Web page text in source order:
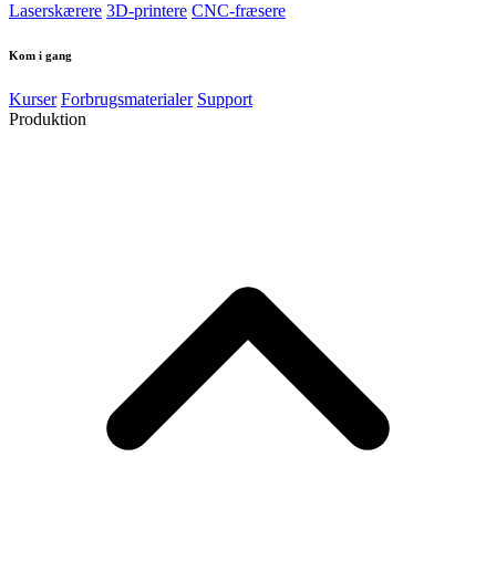
Laserskærere 3D-printere CNC-fræsere
Kom i gang
Kurser Forbrugsmaterialer Support
Produktion